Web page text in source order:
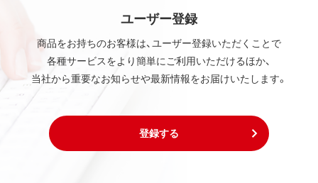
ユーザー登録
商品をお持ちのお客様は、ユーザー登録いただくことで
各種サービスをより簡単にご利用いただけるほか、
当社から重要なお知らせや最新情報をお届けいたします。
登録する